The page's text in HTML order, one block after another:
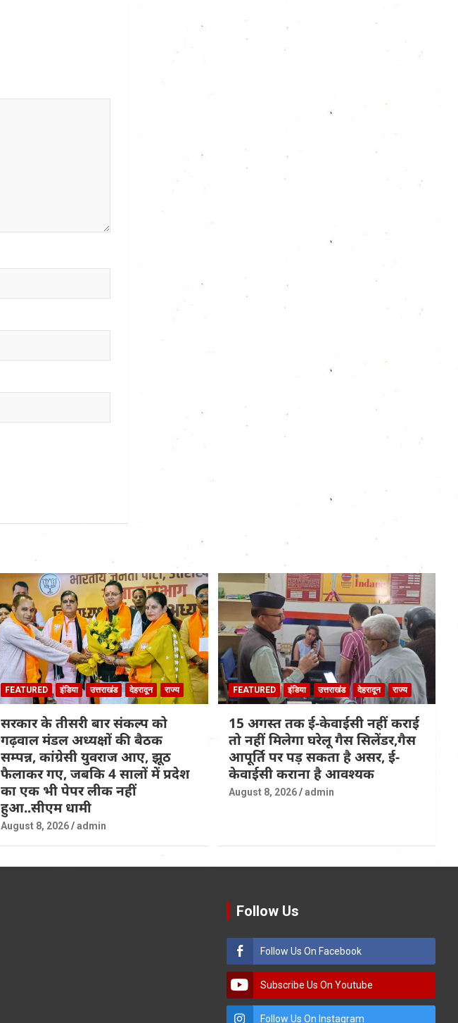
FEATURED इंडिया उत्तराखंड देहरादून राज्य
सरकार के तीसरी बार संकल्प को
गढ़वाल मंडल अध्यक्षों की बैठक
सम्पन्न, कांग्रेसी युवराज आए, झूठ
फैलाकर गए, जबकि 4 सालों में प्रदेश
का एक भी पेपर लीक नहीं
हुआ..सीएम धामी
August 8, 2026 admin
FEATURED इंडिया उत्तराखंड देहरादून राज्य
15 अगस्त तक ई-केवाईसी नहीं कराई
तो नहीं मिलेगा घरेलू गैस सिलेंडर,गैस
आपूर्ति पर पड़ सकता है असर, ई-
केवाईसी कराना है आवश्यक
August 8, 2026 admin
Follow Us
Follow Us On Facebook
Subscribe Us On Youtube
Follow Us On Instagram